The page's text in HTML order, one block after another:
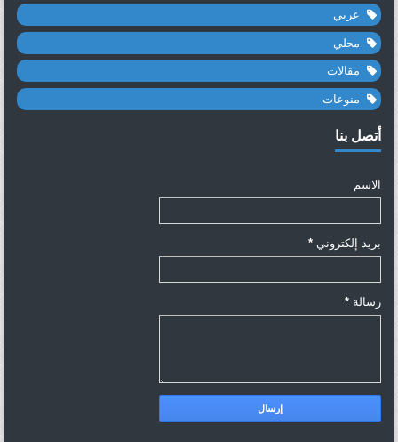
عربي
محلي
مقالات
منوعات
أتصل بنا
الاسم
بريد إلكتروني*
رسالة*